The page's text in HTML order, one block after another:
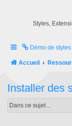
Styles,
Démo de styles
Accueil
Installer des